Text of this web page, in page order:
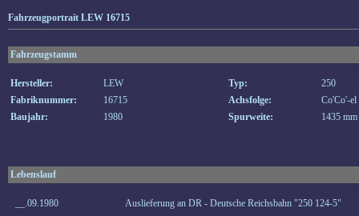
Fahrzeugportrait LEW 16715
Fahrzeugstamm
Hersteller: LEW Typ:
250
Fabriknummer:
16715 Achsfolge:
Co'Co'-el
Baujahr:
1980 Spurweite: 1435 mm
Lebenslauf
__.09.1980
Auslieferung an DR - Deutsche Reichsbahn "250 124-5"